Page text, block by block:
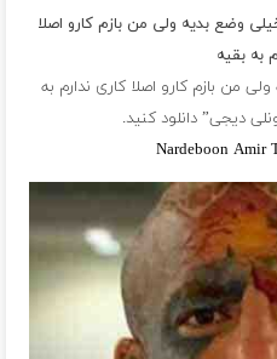
وضع بدیه ولی من بازم کارو اصلا
به بقیه
من بازم کارو اصلا کاری ندارم به
دیجی” دانلود کنید.
Nardeboon Amir